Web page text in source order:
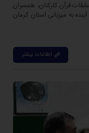
قرآن کارکنان، همسران
به میزبانی استان کرمان
اطلاعات بیشتر